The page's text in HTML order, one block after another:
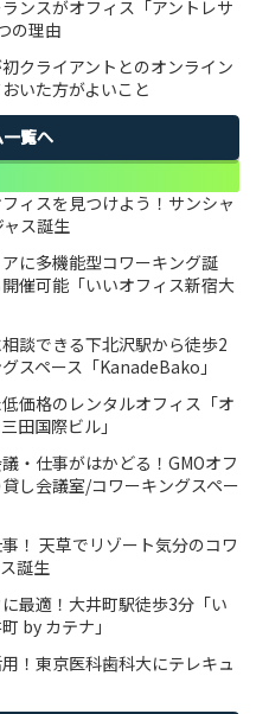
ンスがオフィス「アントレサ
の理由
クライアントとのオンライン
いた方がよいこと
覧へ
ィスを見つけよう！サンシャ
ス誕生
に多機能型コワーキング誕
催可能「いいオフィス新宿大
談できる下北沢駅から徒歩2
スペース「KanadeBako」
価格のレンタルオフィス「オ
田国際ビル」
・仕事がはかどる！GMOオフ
し会議室/コワーキングスペー
！ 天草でリゾート気分のコワ
誕生
最適！大井町駅徒歩3分「い
by カテナ」
！東京医科歯科大にテレキュ